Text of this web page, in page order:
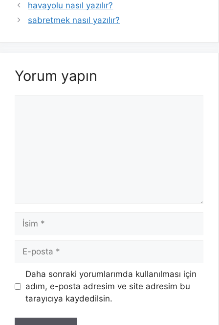
havayolu nasıl yazılır?
sabretmek nasıl yazılır?
Yorum yapın
İsim
posta
Daha sonraki yorumlarımda kullanılması için
adım, e-posta adresim ve site adresim bu
tarayıcıya kaydedilsin.